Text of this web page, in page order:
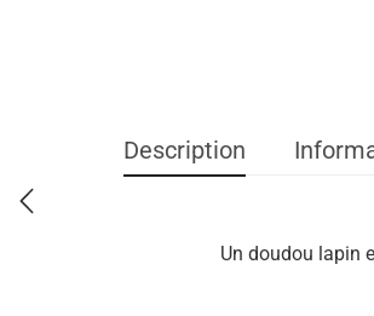
Description
Un doudou lapin